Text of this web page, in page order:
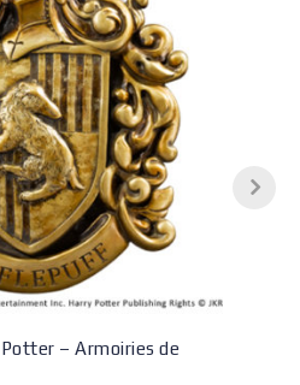
– Armoiries de